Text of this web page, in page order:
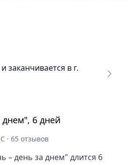
заканчивается в г.
днем", 6 дней
· 65 отзывов
– день за днем" длится 6